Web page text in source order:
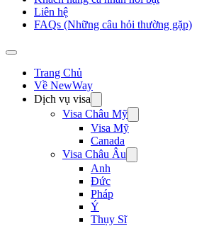
Liên hệ
FAQs (Những câu hỏi thường gặp)
Trang Chủ
Về NewWay
Dịch vụ visa
Visa Châu Mỹ
Visa Mỹ
Canada
Visa Châu Âu
Anh
Đức
Pháp
Ý
Thụy Sĩ